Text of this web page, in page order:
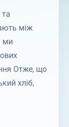
між
ми
Отже, що
хліб,